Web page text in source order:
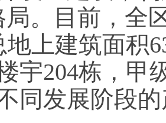
局。目前，全
地上建筑面积
宇204栋，甲
同发展阶段